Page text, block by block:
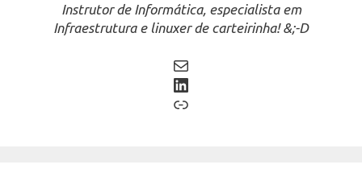
Instrutor de Informática, especialista em
Infraestrutura e linuxer de carteirinha! &;-D
Mail
LinkedIn
Link